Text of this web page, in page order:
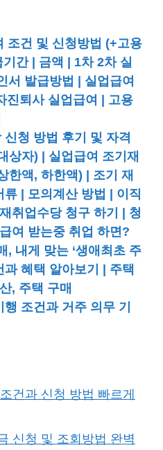
조건 및 신청방법 (+고용
간 | 금액 | 1차 2차 실
서 발급방법 | 실업급여
진퇴사 실업급여 | 고용
청 방법 후기 및 자격
상자) | 실업급여 조기재
한액, 하한액) | 조기 재
류 | 모의계산 방법 | 이직
취업수당 청구 하기 | 청
여 받는중 취업 하면?
, 내게 맞는 ‘생애최초 주
과 혜택 알아보기 | 주택
, 주택 구매
조건과 거주 의무 기
건과 신청 방법 빠르게
신청 및 조회방법 완벽